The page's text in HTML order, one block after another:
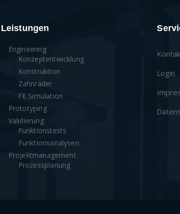
Leistungen
Engineering
Konzeptentwicklung
Konstruktion
Zahnräder
FE Simulation
Prototyping
Validierung
Funktionstests
Funktionsanalysen
Projektmanagement
Prozessplanung
Login